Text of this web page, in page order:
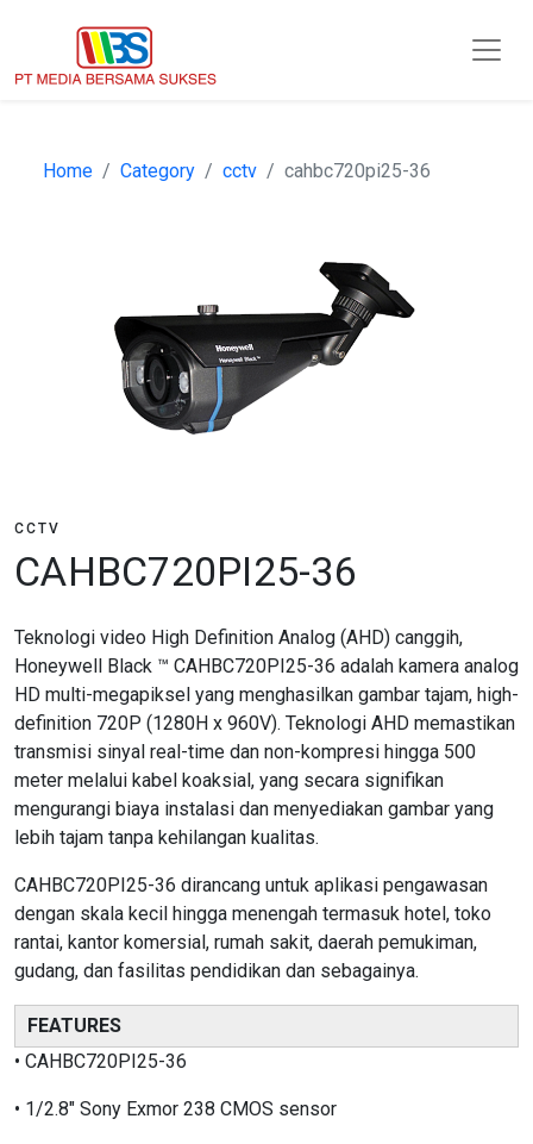
Home Category cctv cahbc720pi25-36
CCTV
CAHBC720PI25-36
Teknologi video High Definition Analog (AHD) canggih,
Honeywell Black ™ CAHBC720PI25-36 adalah kamera analog
HD multi-megapiksel yang menghasilkan gambar tajam, high-
definition 720P (1280H x 960V). Teknologi AHD memastikan
transmisi sinyal real-time dan non-kompresi hingga 500
meter melalui kabel koaksial, yang secara signifikan
mengurangi biaya instalasi dan menyediakan gambar yang
lebih tajam tanpa kehilangan kualitas.
CAHBC720PI25-36 dirancang untuk aplikasi pengawasan
dengan skala kecil hingga menengah termasuk hotel, toko
rantai, kantor komersial, rumah sakit, daerah pemukiman,
gudang, dan fasilitas pendidikan dan sebagainya.
FEATURES
• CAHBC720PI25-36
• 1/2.8" Sony Exmor 238 CMOS sensor